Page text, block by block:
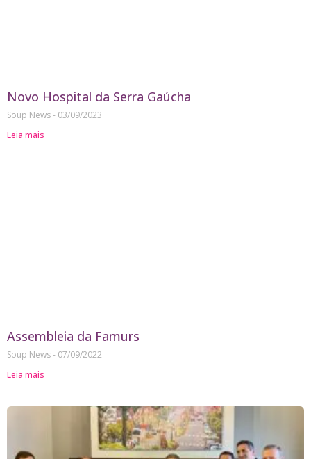
Novo Hospital da Serra Gaúcha
Soup News
03/09/2023
Leia mais
Assembleia da Famurs
Soup News
07/09/2022
Leia mais